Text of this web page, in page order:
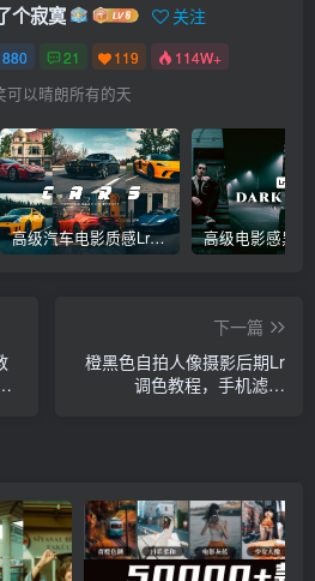
个寂寞 关注
880 21 119 114W+
可以晴朗所有的天
高级汽车电影质感Lr调色教程，手机滤镜PS+Lightroom预设下载！
下一篇
橙黑色自拍人像摄影后期Lr
调色教程，手机滤镜